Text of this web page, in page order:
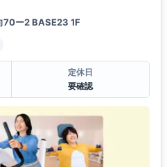
70ー2 BASE23 1F
定休日
要確認